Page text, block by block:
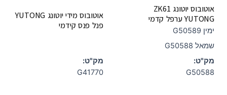
אוטובוס יוטונג ZK61
YUTONG ערפל קדמי
ימין G50589
שמאל G50588
מק"ט:
G50588
אוטובוס מידי יוטונג YUTONG
פנל פנס קידמי
מק"ט:
G41770